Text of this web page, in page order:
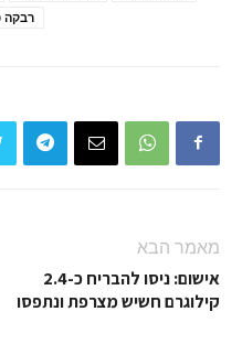
רבקה
מאמר הבא
אישום: ניסו להבריח כ-2.4
קילוגרם חשיש מצרפת ונתפסו